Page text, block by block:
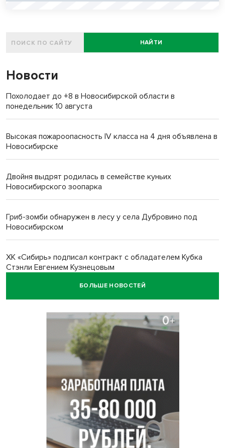
НАЙТИ
Новости
Похолодает до +8 в Новосибирской области в
понедельник 10 августа
Высокая пожароопасность IV класса на 4 дня объявлена в
Новосибирске
Двойня выдрят родилась в семействе куньих
Новосибирского зоопарка
Гриб-зомби обнаружен в лесу у села Дубровино под
Новосибирском
ХК «Сибирь» подписал контракт с обладателем Кубка
Стэнли Евгением Кузнецовым
БОЛЬШЕ НОВОСТЕЙ